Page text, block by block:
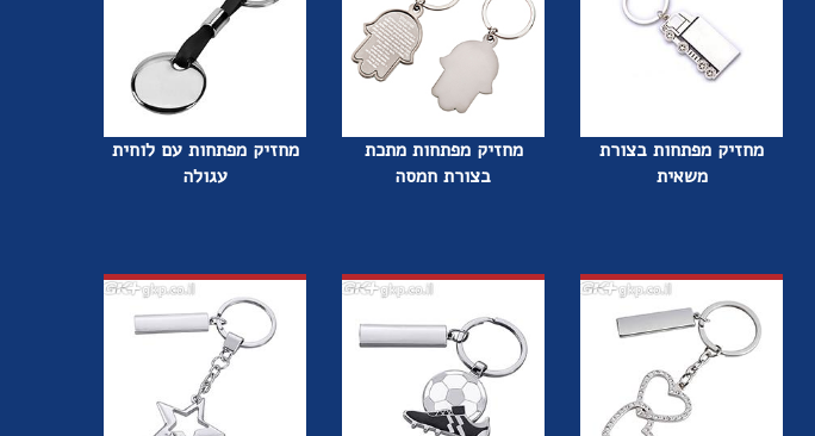
מחזיק מפתחות בצורת
משאית
מחזיק מפתחות מתכת
בצורת חמסה
מחזיק מפתחות עם לוחית
עגולה